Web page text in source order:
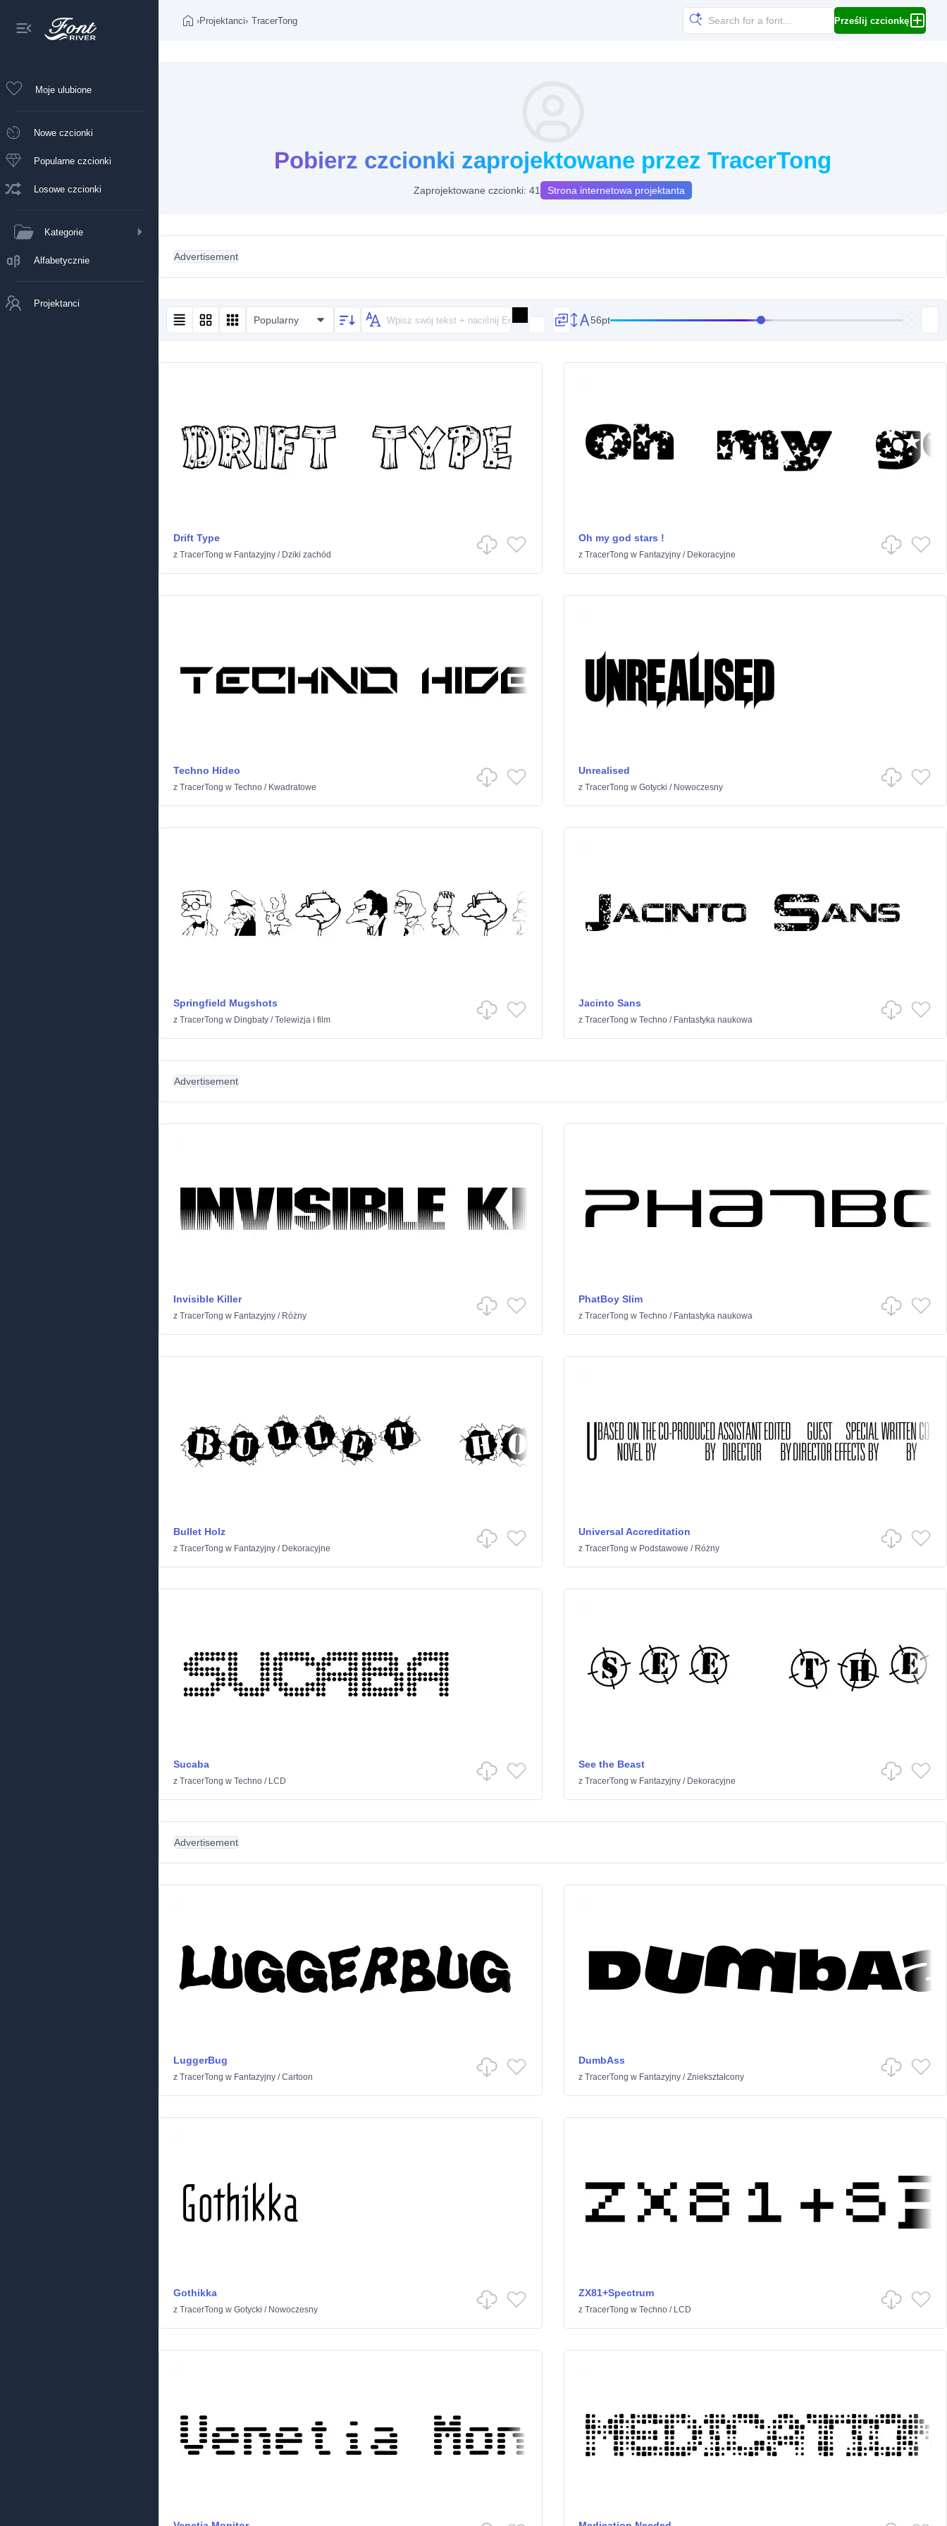
Moje ulubione
Nowe czcionki
Popularne czcionki
Losowe czcionki
Kategorie
Alfabetycznie
Projektanci
›Projektanci› TracerTong Prześlij czcionkę
Pobierz czcionki zaprojektowane przez TracerTong
Zaprojektowane czcionki: 41 Strona internetowa projektanta
Advertisement
Popularny 56pt
Drift Type
z TracerTong w Fantazyjny / Dziki zachód
Oh my god stars !
z TracerTong w Fantazyjny/ Dekoracyjne
Techno Hideo
z TracerTong w Techno / Kwadratowe
Unrealised
z TracerTong w Gotycki / Nowoczesny
Springfield Mugshots
z TracerTong w Dingbaty /Telewizja i film
Jacinto Sans
z TracerTong w Techno/ Fantastyka naukowa
Advertisement
Invisible Killer
z TracerTong w Fantazyjny / Różny
PhatBoy Slim
z TracerTong w Techno/ Fantastyka naukowa
Bullet Holz
z TracerTong w Fantazyjny / Dekoracyjne
Universal Accreditation
z TracerTong w Podstawowe / Różny
Sucaba
z TracerTong w Techno / LCD
See the Beast
z TracerTong w Fantazyjny/ Dekoracyjne
Advertisement
LuggerBug
z TracerTong w Fantazyjny /Cartoon
DumbAss
z TracerTong w Fantazyjny/Zniekształcony
Gothikka
z TracerTong w Gotycki / Nowoczesny
ZX81+Spectrum
z TracerTong w Techno/ LCD